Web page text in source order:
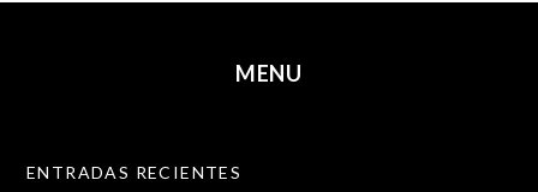
MENU
ENTRADAS RECIENTES